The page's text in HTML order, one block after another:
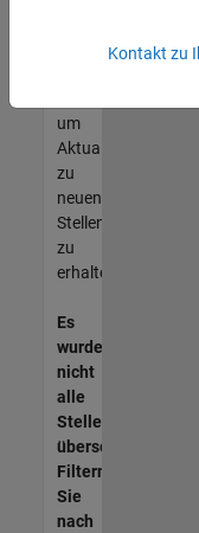
unseres
um
Aktualisierungen
zu
neuen
Stellenangeboten
zu
erhalten.
Es
wurden
nicht
alle
Stellen
übersetzt.
Filtern
Sie
nach
Kontakt zu